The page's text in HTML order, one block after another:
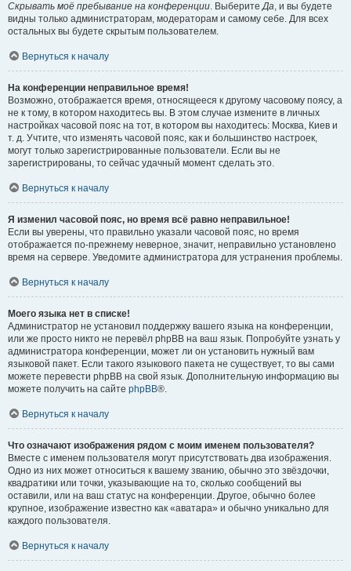
Скрывать моё пребывание на конференции. ВыберитеДа, и вы будете
видны только администраторам, модераторам и самому себе. Для всех
остальных вы будете скрытым пользователем.
Вернуться к началу
На конференции неправильное время!
Возможно, отображается время, относящееся к другому часовому поясу, а
не к тому, в котором находитесь вы. В этом случае измените в личных
настройках часовой пояс на тот, в котором вы находитесь: Москва, Киев и
т. д. Учтите, что изменять часовой пояс, как и большинство настроек,
могут только зарегистрированные пользователи. Если вы не
зарегистрированы, то сейчас удачный момент сделать это.
Вернуться к началу
Я изменил часовой пояс, но время всё равно неправильное!
Если вы уверены, что правильно указали часовой пояс, но время
отображается по-прежнему неверное, значит, неправильно установлено
время на сервере. Уведомите администратора для устранения проблемы.
Вернуться к началу
Моего языка нет в списке!
Администратор не установил поддержку вашего языка на конференции,
или же просто никто не перевёл phpBB на ваш язык. Попробуйте узнать у
администратора конференции, может ли он установить нужный вам
языковой пакет. Если такого языкового пакета не существует, то вы сами
можете перевести phpBB на свой язык. Дополнительную информацию вы
можете получить на сайте phpBB®.
Вернуться к началу
Что означают изображения рядом с моим именем пользователя?
Вместе с именем пользователя могут присутствовать два изображения.
Одно из них может относиться к вашему званию, обычно это звёздочки,
квадратики или точки, указывающие на то, сколько сообщений вы
оставили, или на ваш статус на конференции. Другое, обычно более
крупное, изображение известно как «аватара» и обычно уникально для
каждого пользователя.
Вернуться к началу